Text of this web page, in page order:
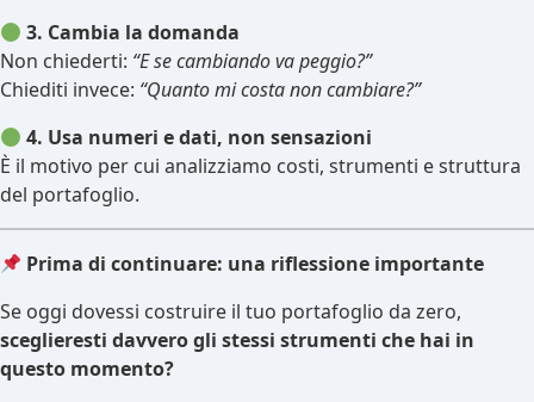
3. Cambia la domanda
Non chiederti: “E se cambiando va peggio?”
Chiediti invece: “Quanto mi costa non cambiare?”
4. Usa numeri e dati, non sensazioni
È il motivo per cui analizziamo costi, strumenti e struttura
del portafoglio.
Prima di continuare: una riflessione importante
Se oggi dovessi costruire il tuo portafoglio da zero,
sceglieresti davvero gli stessi strumenti che hai in
questo momento?